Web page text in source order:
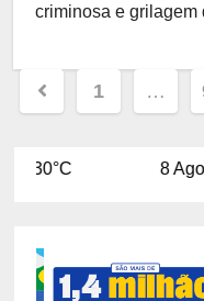
criminosa e
Paginação
posts
1 …
8 Ago 32°C